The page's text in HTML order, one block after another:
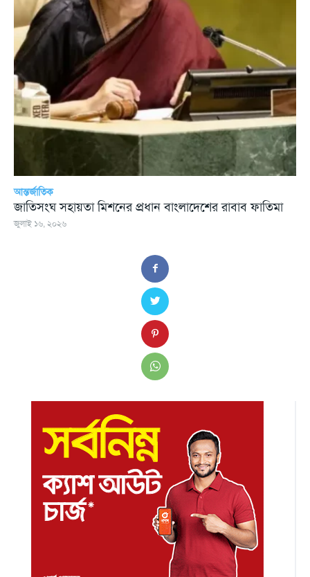
আন্তর্জাতিক
জাতিসংঘ সহায়তা মিশনের প্রধান বাংলাদেশের রাবাব ফাতিমা
জুলাই ১৬, ২০২৬